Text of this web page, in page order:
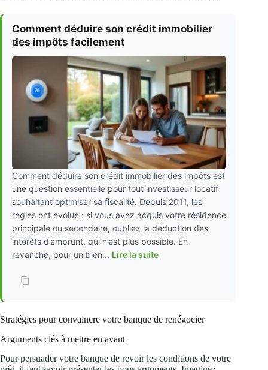
Comment déduire son crédit immobilier
des impôts facilement
Comment déduire son crédit immobilier des impôts est
une question essentielle pour tout investisseur locatif
souhaitant optimiser sa fiscalité. Depuis 2011, les
règles ont évolué : si vous avez acquis votre résidence
principale ou secondaire, oubliez la déduction des
intérêts d’emprunt, qui n’est plus possible. En
revanche, pour un bien... Lire la suite
Stratégies pour convaincre votre banque de renégocier
Arguments clés à mettre en avant
Pour persuader votre banque de revoir les conditions de votre